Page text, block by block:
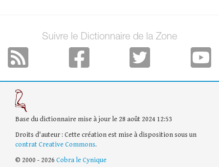
Suivre le Dictionnaire de la Zone
Base du dictionnaire mise à jour le 28 août 2024 12:53
Droits d'auteur : Cette création est mise à disposition sous un
contrat Creative Commons.
© 2000 - 2026 Cobra le Cynique